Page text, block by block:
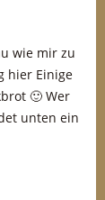
wie mir zu
hier Einige
🙂 Wer
unten ein